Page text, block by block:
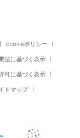
cookieポリシー
法に基づく表示
可に基づく表示
トマップ